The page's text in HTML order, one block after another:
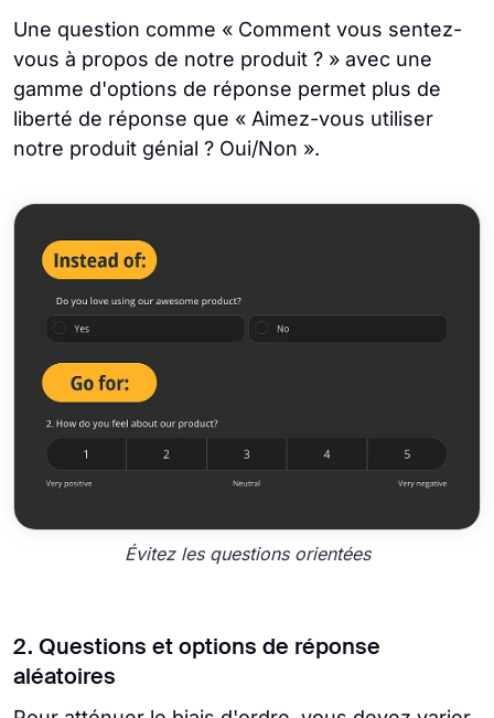
Une question comme « Comment vous sentez-
vous à propos de notre produit ? » avec une
gamme d'options de réponse permet plus de
liberté de réponse que « Aimez-vous utiliser
notre produit génial ? Oui/Non ».
Évitez les questions orientées
2. Questions et options de réponse
aléatoires